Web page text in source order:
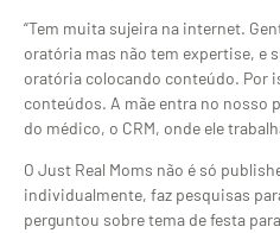
“Tem muita sujeira na internet.
oratória mas não tem expertise, e
oratória colocando conteúdo. Por
conteúdos. A mãe entra no nosso
do médico, o CRM, onde ele
O Just Real Moms não é só
individualmente, faz pesquisas
perguntou sobre tema de festa